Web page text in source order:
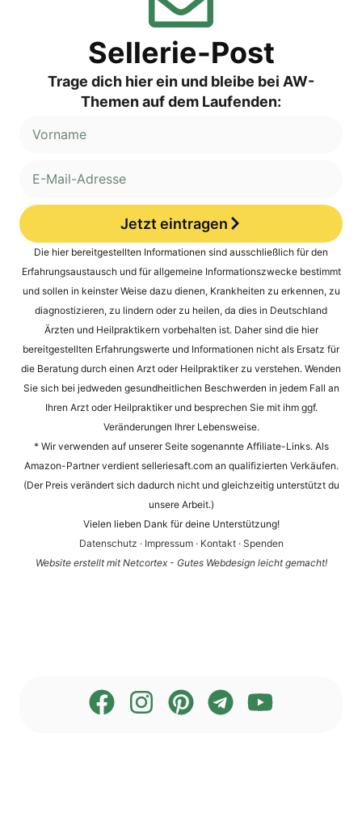
Sellerie-Post
Trage dich hier ein und bleibe bei AW-
Themen auf dem Laufenden:
Jetzt eintragen
Alternative:
Die hier bereitgestellten Informationen sind ausschließlich für den
Erfahrungsaustausch und für allgemeine Informationszwecke bestimmt
und sollen in keinster Weise dazu dienen, Krankheiten zu erkennen, zu
diagnostizieren, zu lindern oder zu heilen, da dies in Deutschland
Ärzten und Heilpraktikern vorbehalten ist. Daher sind die hier
bereitgestellten Erfahrungswerte und Informationen nicht als Ersatz für
die Beratung durch einen Arzt oder Heilpraktiker zu verstehen. Wenden
Sie sich bei jedweden gesundheitlichen Beschwerden in jedem Fall an
Ihren Arzt oder Heilpraktiker und besprechen Sie mit ihm ggf.
Veränderungen Ihrer Lebensweise.
* Wir verwenden auf unserer Seite sogenannte Affiliate-Links. Als
Amazon-Partner verdient selleriesaft.com an qualifizierten Verkäufen.
(Der Preis verändert sich dadurch nicht und gleichzeitig unterstützt du
unsere Arbeit.)
Vielen lieben Dank für deine Unterstützung!
Datenschutz · Impressum· Kontakt· Spenden
Website erstellt mit Netcortex - Gutes Webdesign leicht gemacht!